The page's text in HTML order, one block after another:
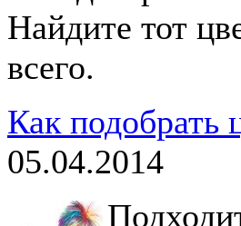
Найдите тот
всего.
Как подобрать
05.04.2014